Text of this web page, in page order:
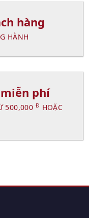
hàng
HÀNH
phí
500,000 Đ HOẶC